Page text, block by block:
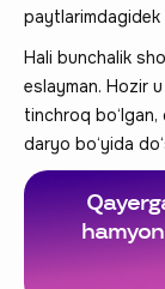
paytlarimdagidek
Hali bunchalik
eslayman. Hozir
tinchroq
daryo bo‘yida